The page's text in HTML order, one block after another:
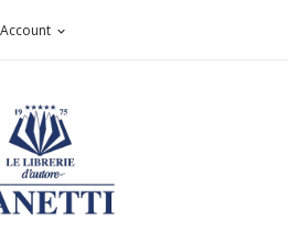
Account expand_more